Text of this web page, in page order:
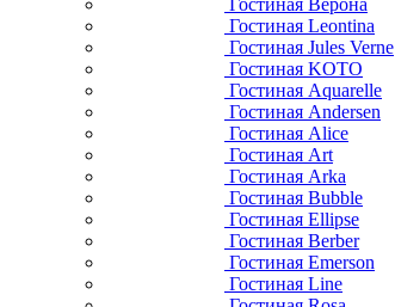
Гостиная Leontina
Гостиная Jules Verne
Гостиная KOTO
Гостиная Aquarelle
Гостиная Andersen
Гостиная Alice
Гостиная Art
Гостиная Arka
Гостиная Bubble
Гостиная Ellipse
Гостиная Berber
Гостиная Emerson
Гостиная Line